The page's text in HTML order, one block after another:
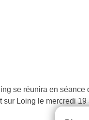
se réunira en
sur Loing le mercredi